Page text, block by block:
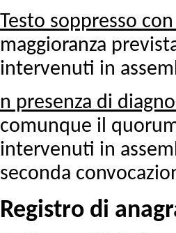
Testo soppresso
maggioranza
intervenuti in
n presenza di
comunque il
intervenuti in
seconda
Registro di